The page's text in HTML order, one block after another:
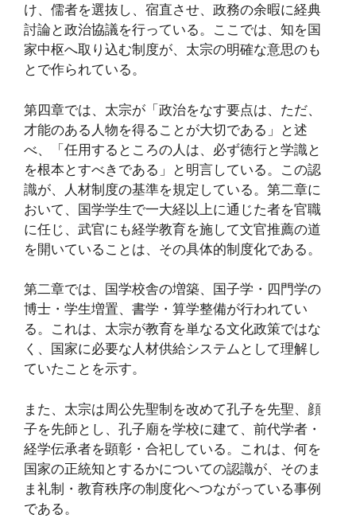
け、儒者を選抜し、宿直させ、政務の余暇に経典
討論と政治協議を行っている。ここでは、知を国
家中枢へ取り込む制度が、太宗の明確な意思のも
とで作られている。
第四章では、太宗が「政治をなす要点は、ただ、
才能のある人物を得ることが大切である」と述
べ、「任用するところの人は、必ず徳行と学識と
を根本とすべきである」と明言している。この認
識が、人材制度の基準を規定している。第二章に
おいて、国学学生で一大経以上に通じた者を官職
に任じ、武官にも経学教育を施して文官推薦の道
を開いていることは、その具体的制度化である。
第二章では、国学校舎の増築、国子学・四門学の
博士・学生増置、書学・算学整備が行われてい
る。これは、太宗が教育を単なる文化政策ではな
く、国家に必要な人材供給システムとして理解し
ていたことを示す。
また、太宗は周公先聖制を改めて孔子を先聖、顔
子を先師とし、孔子廟を学校に建て、前代学者・
経学伝承者を顕彰・合祀している。これは、何を
国家の正統知とするかについての認識が、そのま
ま礼制・教育秩序の制度化へつながっている事例
である。